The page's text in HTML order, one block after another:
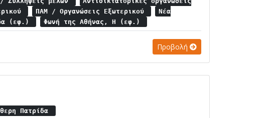
ΠΑΜ / Οργανώσεις Εξωτερικού
Νέα
(εφ.)
Φωνή της Αθήνας, Η (εφ.)
Προβολή
Πατρίδα